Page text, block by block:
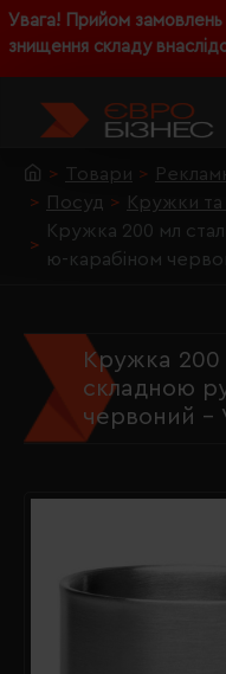
Увага! Прийом
знищення складу
Товари
Посуд
Кружки та
Кружка 200 мл
ю-карабіном
Кружка 200
складною
червоний -